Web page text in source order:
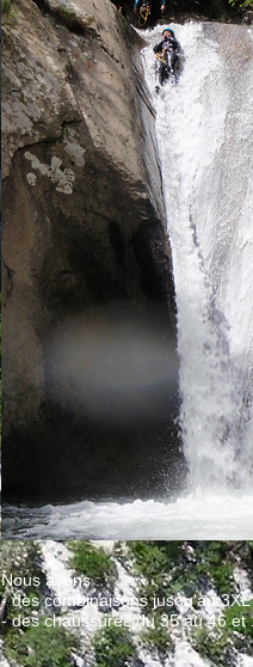
Nous avons :
- des combinaisons jusqu'au
- des chaussures du 35 au 46 et